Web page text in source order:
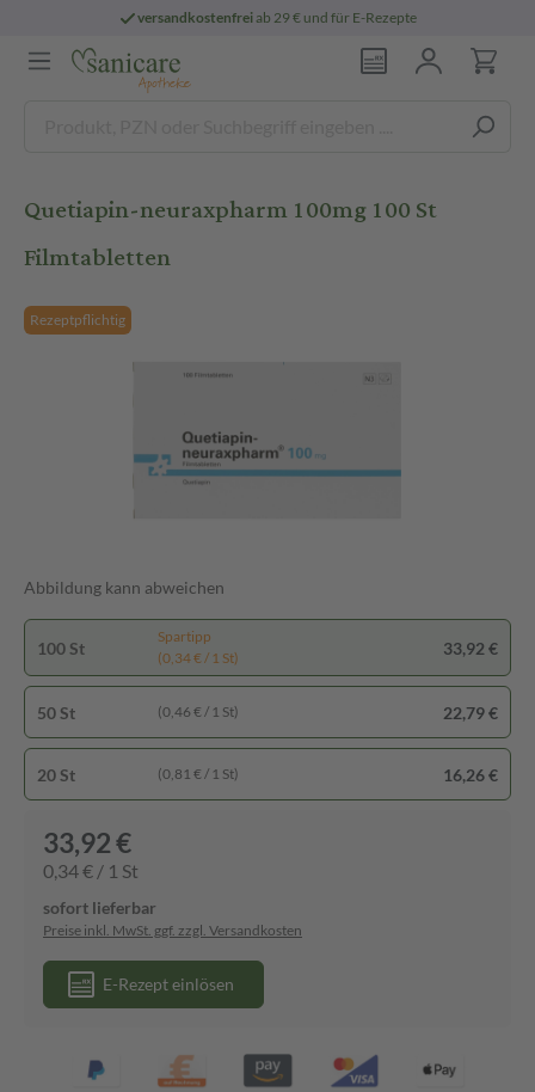
versandkostenfreiab 29 € und für E-Rezepte
Quetiapin-neuraxpharm 100mg 100 St
Filmtabletten
Rezeptpflichtig
Abbildung kann abweichen
100 St
Spartipp
(0,34 € / 1 St)
33,92 €
50 St (0,46 € / 1 St) 22,79 €
20 St (0,81 € / 1 St) 16,26 €
33,92 €
0,34 € / 1 St
sofort lieferbar
Preise inkl. MwSt. ggf. zzgl. Versandkosten
E-Rezept einlösen